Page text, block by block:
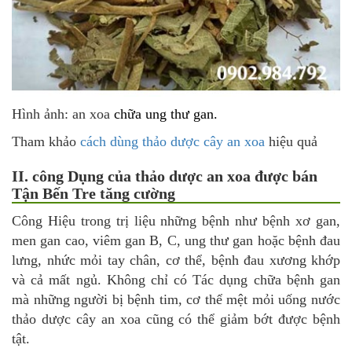
Hình ảnh: an xoa chữa ung thư gan.
Tham khảo cách dùng thảo dược cây an xoa hiệu quả
II. công Dụng của thảo dược an xoa được bán
Tận Bến Tre tăng cường
Công Hiệu trong trị liệu những bệnh như bệnh xơ gan,
men gan cao, viêm gan B, C, ung thư gan hoặc bệnh đau
lưng, nhức mỏi tay chân, cơ thể, bệnh đau xương khớp
và cả mất ngủ. Không chỉ có Tác dụng chữa bệnh gan
mà những người bị bệnh tim, cơ thể mệt mỏi uống nước
thảo dược cây an xoa cũng có thể giảm bớt được bệnh
tật.